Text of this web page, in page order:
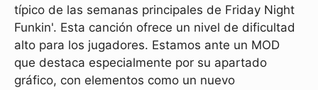
típico de las semanas principales de Friday Night
Funkin'. Esta canción ofrece un nivel de dificultad
alto para los jugadores. Estamos ante un MOD
que destaca especialmente por su apartado
gráfico, con elementos como un nuevo